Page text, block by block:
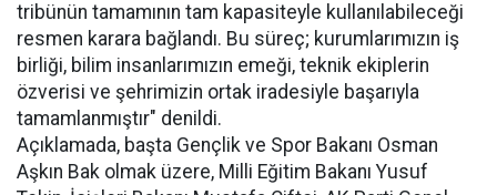
tribünün tamamının tam kapasiteyle kullanılabileceği
resmen karara bağlandı. Bu süreç; kurumlarımızın iş
birliği, bilim insanlarımızın emeği, teknik ekiplerin
özverisi ve şehrimizin ortak iradesiyle başarıyla
tamamlanmıştır" denildi.
Açıklamada, başta Gençlik ve Spor Bakanı Osman
Aşkın Bak olmak üzere, Milli Eğitim Bakanı Yusuf